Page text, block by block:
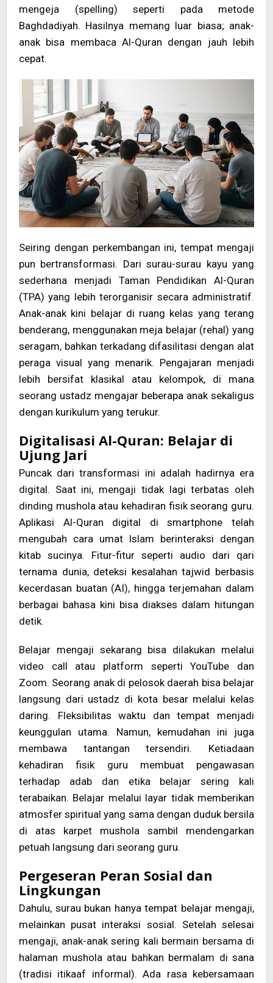
mengeja (spelling) seperti pada metode
Baghdadiyah. Hasilnya memang luar biasa; anak-
anak bisa membaca Al-Quran dengan jauh lebih
cepat.
Seiring dengan perkembangan ini, tempat mengaji
pun bertransformasi. Dari surau-surau kayu yang
sederhana menjadi Taman Pendidikan Al-Quran
(TPA) yang lebih terorganisir secara administratif.
Anak-anak kini belajar di ruang kelas yang terang
benderang, menggunakan meja belajar (rehal) yang
seragam, bahkan terkadang difasilitasi dengan alat
peraga visual yang menarik. Pengajaran menjadi
lebih bersifat klasikal atau kelompok, di mana
seorang ustadz mengajar beberapa anak sekaligus
dengan kurikulum yang terukur.
Digitalisasi Al-Quran: Belajar di
Ujung Jari
Puncak dari transformasi ini adalah hadirnya era
digital. Saat ini, mengaji tidak lagi terbatas oleh
dinding mushola atau kehadiran fisik seorang guru.
Aplikasi Al-Quran digital di smartphone telah
mengubah cara umat Islam berinteraksi dengan
kitab sucinya. Fitur-fitur seperti audio dari qari
ternama dunia, deteksi kesalahan tajwid berbasis
kecerdasan buatan (AI), hingga terjemahan dalam
berbagai bahasa kini bisa diakses dalam hitungan
detik.
Belajar mengaji sekarang bisa dilakukan melalui
video call atau platform seperti YouTube dan
Zoom. Seorang anak di pelosok daerah bisa belajar
langsung dari ustadz di kota besar melalui kelas
daring. Fleksibilitas waktu dan tempat menjadi
keunggulan utama. Namun, kemudahan ini juga
membawa tantangan tersendiri. Ketiadaan
kehadiran fisik guru membuat pengawasan
terhadap adab dan etika belajar sering kali
terabaikan. Belajar melalui layar tidak memberikan
atmosfer spiritual yang sama dengan duduk bersila
di atas karpet mushola sambil mendengarkan
petuah langsung dari seorang guru.
Pergeseran Peran Sosial dan
Lingkungan
Dahulu, surau bukan hanya tempat belajar mengaji,
melainkan pusat interaksi sosial. Setelah selesai
mengaji, anak-anak sering kali bermain bersama di
halaman mushola atau bahkan bermalam di sana
(tradisi itikaaf informal). Ada rasa kebersamaan